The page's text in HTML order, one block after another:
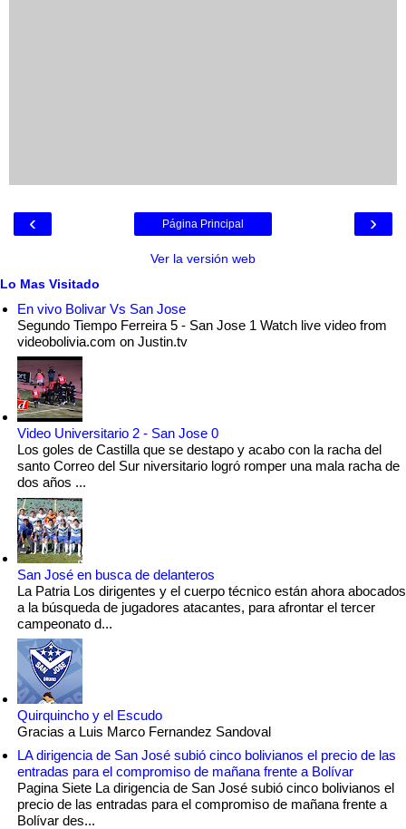
‹ ›
Página Principal
Ver la versión web
Lo Mas Visitado
En vivo Bolivar Vs San Jose
Segundo Tiempo Ferreira 5 - San Jose 1 Watch live video from
videobolivia.com on Justin.tv
Video Universitario 2 - San Jose 0
Los goles de Castilla que se destapo y acabo con la racha del
santo Correo del Sur niversitario logró romper una mala racha de
dos años ...
San José en busca de delanteros
La Patria Los dirigentes y el cuerpo técnico están ahora abocados
a la búsqueda de jugadores atacantes, para afrontar el tercer
campeonato d...
Quirquincho y el Escudo
Gracias a Luis Marco Fernandez Sandoval
LA dirigencia de San José subió cinco bolivianos el precio de las
entradas para el compromiso de mañana frente a Bolívar
Pagina Siete La dirigencia de San José subió cinco bolivianos el
precio de las entradas para el compromiso de mañana frente a
Bolívar des...